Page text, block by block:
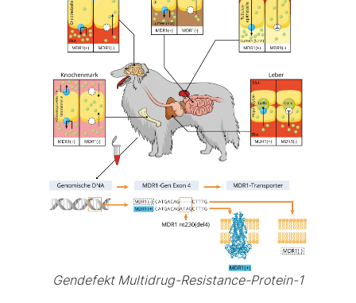
Gendefekt Multidrug-Resistance-Protein-1